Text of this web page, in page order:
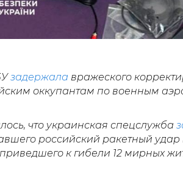
задержала вражеского
оккупантам по военным
что украинская спецслужба
российский ракетный удар
к гибели 12 мирных